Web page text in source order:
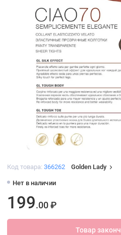
Код товара: 366262 Golden Lady
Нет в наличии
199.00 ₽
Товар